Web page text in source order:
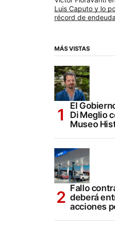
Luis Caputo y lo
récord de
MÁS VISTAS
El
Di Meglio
Museo
Fallo
deberá
acciones